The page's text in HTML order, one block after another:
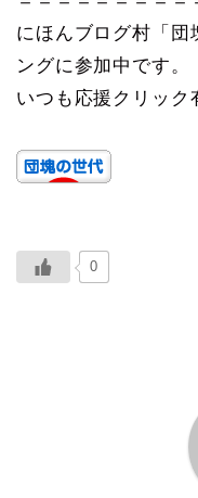
にほんブログ村「団
ングに参加中です。
いつも応援クリック
0